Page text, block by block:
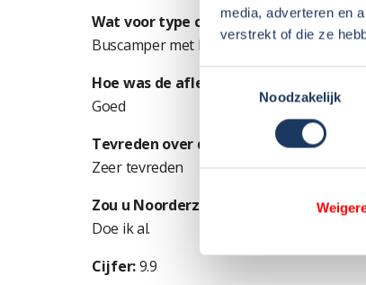
media, adverteren en
verstrekt of die ze
Noodzakelijk
Wat voor type camper (indeling) heeft
Buscamper met breedte bed, lekker
Hoe was de aflevering van de camper
Goed
Tevreden over de afhandeling van
Zeer tevreden
Zou u Noorderzon aanbevelen?
Doe ik al.
Cijfer:9.9